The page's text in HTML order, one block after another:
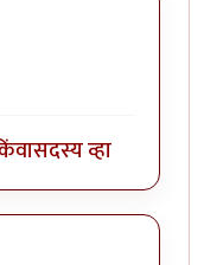
सदस्य व्हा